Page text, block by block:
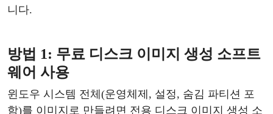
니다.
방법 1: 무료 디스크 이미지 생성 소프트
웨어 사용
윈도우 시스템 전체(운영체제, 설정, 숨김 파티션 포
함)를 이미지로 만들려면 전용 디스크 이미지 생성 소